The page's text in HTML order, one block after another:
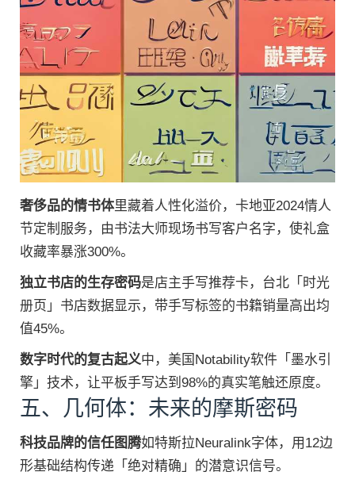
奢侈品的情书体里藏着人性化溢价，卡地亚2024情人
节定制服务，由书法大师现场书写客户名字，使礼盒
收藏率暴涨300%。
独立书店的生存密码是店主手写推荐卡，台北「时光
册页」书店数据显示，带手写标签的书籍销量高出均
值45%。
数字时代的复古起义中，美国Notability软件「墨水引
擎」技术，让平板手写达到98%的真实笔触还原度。
五、几何体：未来的摩斯密码
科技品牌的信任图腾如特斯拉Neuralink字体，用12边
形基础结构传递「绝对精确」的潜意识信号。